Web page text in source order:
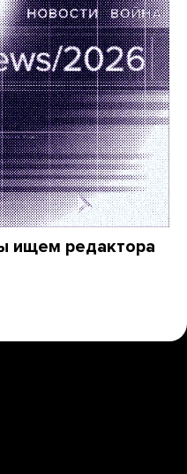
ищем редактора